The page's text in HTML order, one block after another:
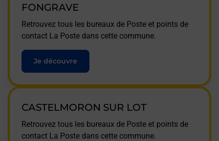
FONGRAVE
Retrouvez tous les bureaux de Poste et points de
contact La Poste dans cette commune.
Je découvre
CASTELMORON SUR LOT
Retrouvez tous les bureaux de Poste et points de
contact La Poste dans cette commune.